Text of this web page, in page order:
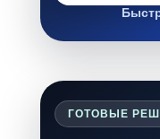
ГОТОВЫЕ